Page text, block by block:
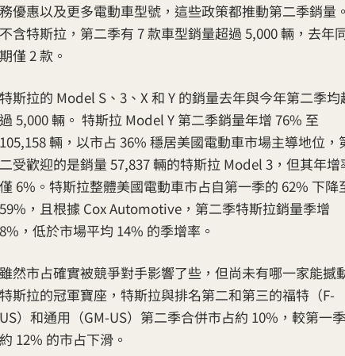
優惠以及更多電動車型號，這些政策都推動第二季銷量。
含特斯拉，第二季有 7 款車型銷量超過 5,000 輛，去年
僅 2 款。
斯拉的 Model S、3、X 和 Y 的銷量去年與今年第二季均
5,000 輛。 特斯拉 Model Y 第二季銷量年增 76% 至
輛，以市占 36% 穩居美國電動車市場主導地位，
受歡迎的是銷量 57,837 輛的特斯拉 Model 3，但其年增
6%。特斯拉整體美國電動車市占自第一季的 62% 下降
，且根據 Cox Automotive，第二季特斯拉銷量季增
，低於市場平均 14% 的季增率。
然市占確實被競爭對手影響了些，但尚未有哪一家能撼
斯拉的冠軍寶座，特斯拉與排名第二和第三的福特（F-
）和通用（GM-US）第二季合併市占約 10%，較第一季
12% 的市占下滑。